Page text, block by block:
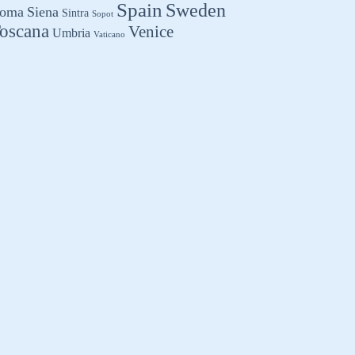
Siena Sintra Sopot Spain Sweden
Umbria Vaticano Venice